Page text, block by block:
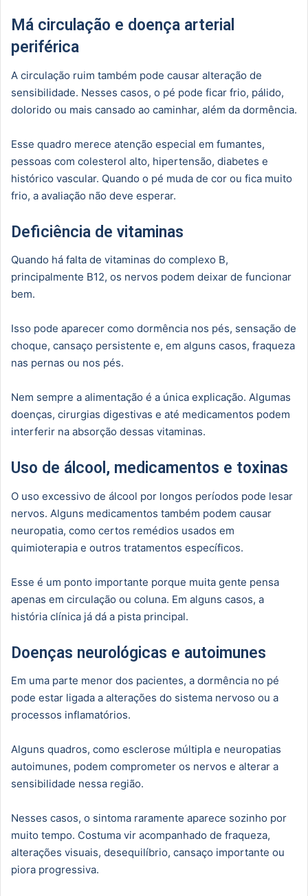
Má circulação e doença arterial
periférica
A circulação ruim também pode causar alteração de
sensibilidade. Nesses casos, o pé pode ficar frio, pálido,
dolorido ou mais cansado ao caminhar, além da dormência.
Esse quadro merece atenção especial em fumantes,
pessoas com colesterol alto, hipertensão, diabetes e
histórico vascular. Quando o pé muda de cor ou fica muito
frio, a avaliação não deve esperar.
Deficiência de vitaminas
Quando há falta de vitaminas do complexo B,
principalmente B12, os nervos podem deixar de funcionar
bem.
Isso pode aparecer como dormência nos pés, sensação de
choque, cansaço persistente e, em alguns casos, fraqueza
nas pernas ou nos pés.
Nem sempre a alimentação é a única explicação. Algumas
doenças, cirurgias digestivas e até medicamentos podem
interferir na absorção dessas vitaminas.
Uso de álcool, medicamentos e toxinas
O uso excessivo de álcool por longos períodos pode lesar
nervos. Alguns medicamentos também podem causar
neuropatia, como certos remédios usados em
quimioterapia e outros tratamentos específicos.
Esse é um ponto importante porque muita gente pensa
apenas em circulação ou coluna. Em alguns casos, a
história clínica já dá a pista principal.
Doenças neurológicas e autoimunes
Em uma parte menor dos pacientes, a dormência no pé
pode estar ligada a alterações do sistema nervoso ou a
processos inflamatórios.
Alguns quadros, como esclerose múltipla e neuropatias
autoimunes, podem comprometer os nervos e alterar a
sensibilidade nessa região.
Nesses casos, o sintoma raramente aparece sozinho por
muito tempo. Costuma vir acompanhado de fraqueza,
alterações visuais, desequilíbrio, cansaço importante ou
piora progressiva.